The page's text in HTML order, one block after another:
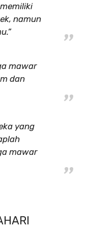
namun
mawar
dan
yang
mawar